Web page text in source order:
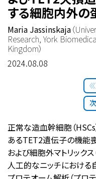
する細胞内外の
Maria Jassinskaja（
Research, York
Kingdom）
2024.08.08
正常な造血幹細胞（
あるTET2遺伝子の機能
および細胞外マトリック
人工的なニッチにおける